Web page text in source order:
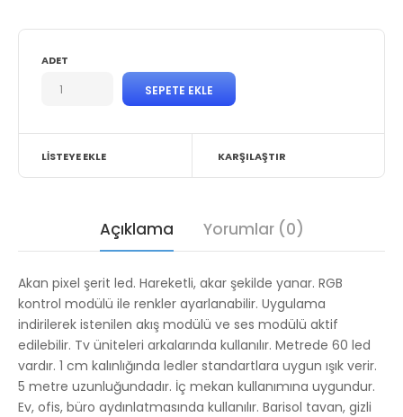
ADET
LISTEYE EKLE KARŞILAŞTIR
Açıklama Yorumlar (0)
Akan pixel şerit led. Hareketli, akar şekilde yanar. RGB
kontrol modülü ile renkler ayarlanabilir. Uygulama
indirilerek istenilen akış modülü ve ses modülü aktif
edilebilir. Tv üniteleri arkalarında kullanılır. Metrede 60 led
vardır. 1 cm kalınlığında ledler standartlara uygun ışık verir.
5 metre uzunluğundadır. İç mekan kullanımına uygundur.
Ev, ofis, büro aydınlatmasında kullanılır. Barisol tavan, gizli